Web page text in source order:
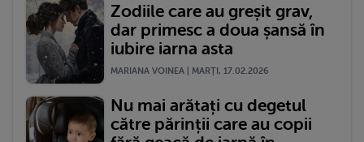
Zodiile care au greșit grav,
dar primesc a doua șansă în
iubire iarna asta
MARIANA VOINEA | MARŢI, 17.02.2026
Nu mai arătați cu degetul
către părinții care au copii